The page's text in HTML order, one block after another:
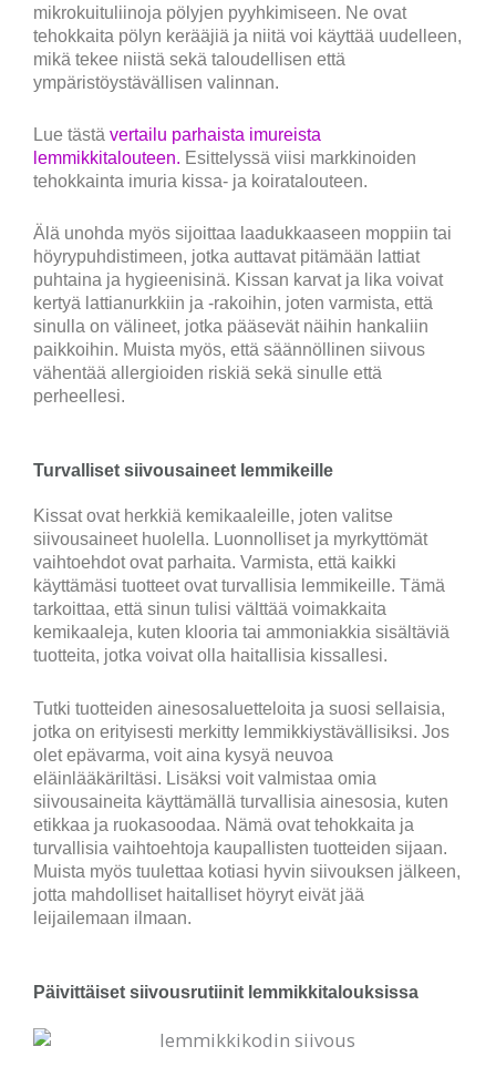
mikrokuituliinoja pölyjen pyyhkimiseen. Ne ovat
tehokkaita pölyn kerääjiä ja niitä voi käyttää uudelleen,
mikä tekee niistä sekä taloudellisen että
ympäristöystävällisen valinnan.
Lue tästä vertailu parhaista imureista
lemmikkitalouteen. Esittelyssä viisi markkinoiden
tehokkainta imuria kissa- ja koiratalouteen.
Älä unohda myös sijoittaa laadukkaaseen moppiin tai
höyrypuhdistimeen, jotka auttavat pitämään lattiat
puhtaina ja hygieenisinä. Kissan karvat ja lika voivat
kertyä lattianurkkiin ja -rakoihin, joten varmista, että
sinulla on välineet, jotka pääsevät näihin hankaliin
paikkoihin. Muista myös, että säännöllinen siivous
vähentää allergioiden riskiä sekä sinulle että
perheellesi.
Turvalliset siivousaineet lemmikeille
Kissat ovat herkkiä kemikaaleille, joten valitse
siivousaineet huolella. Luonnolliset ja myrkyttömät
vaihtoehdot ovat parhaita. Varmista, että kaikki
käyttämäsi tuotteet ovat turvallisia lemmikeille. Tämä
tarkoittaa, että sinun tulisi välttää voimakkaita
kemikaaleja, kuten klooria tai ammoniakkia sisältäviä
tuotteita, jotka voivat olla haitallisia kissallesi.
Tutki tuotteiden ainesosaluetteloita ja suosi sellaisia,
jotka on erityisesti merkitty lemmikkiystävällisiksi. Jos
olet epävarma, voit aina kysyä neuvoa
eläinlääkäriltäsi. Lisäksi voit valmistaa omia
siivousaineita käyttämällä turvallisia ainesosia, kuten
etikkaa ja ruokasoodaa. Nämä ovat tehokkaita ja
turvallisia vaihtoehtoja kaupallisten tuotteiden sijaan.
Muista myös tuulettaa kotiasi hyvin siivouksen jälkeen,
jotta mahdolliset haitalliset höyryt eivät jää
leijailemaan ilmaan.
Päivittäiset siivousrutiinit lemmikkitalouksissa